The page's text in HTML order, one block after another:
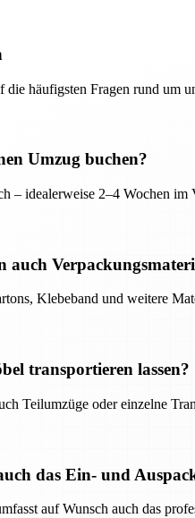
häufigsten Fragen rund um
Umzug buchen?
– idealerweise 2–4 Wochen
auch
Klebeband und weitere
transportieren lassen?
Teilumzüge oder einzelne
das Ein- und
auf Wunsch auch das